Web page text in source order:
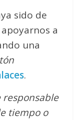
sido de
a
una
.
responsable
tiempo o